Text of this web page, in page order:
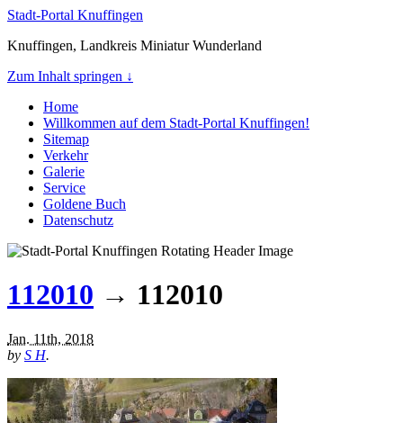
Stadt-Portal Knuffingen
Knuffingen, Landkreis Miniatur Wunderland
Zum Inhalt springen ↓
Home
Willkommen auf dem Stadt-Portal Knuffingen!
Sitemap
Verkehr
Galerie
Service
Goldene Buch
Datenschutz
112010 → 112010
Jan. 11th, 2018
by S H.